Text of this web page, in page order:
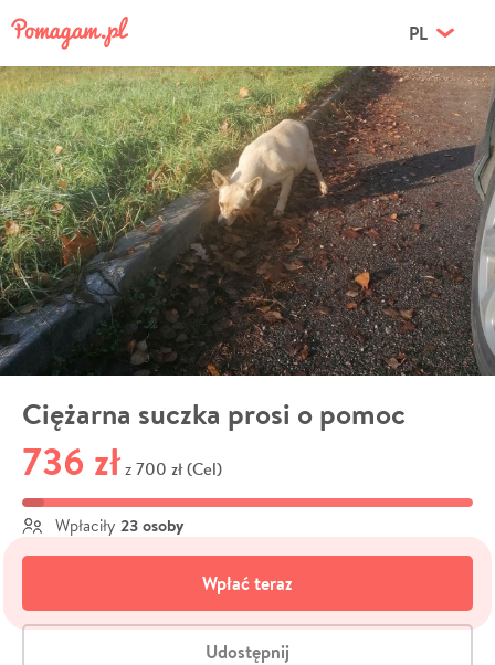
PL
Ciężarna suczka prosi o pomoc
736 zł z 700 zł (Cel)
Wpłaciły 23 osoby
Wpłać teraz
Udostępnij